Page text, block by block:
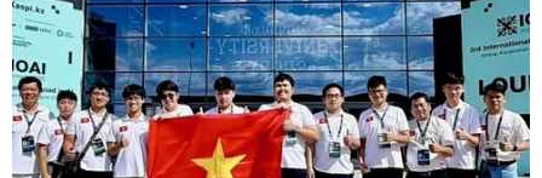
Johnson & Johnson bồi thường 72 triệu
USD cho ca tử vong do phấn rôm
25/02/2016 14:10